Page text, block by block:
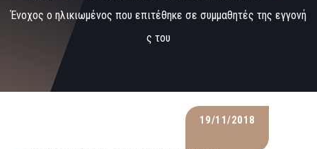
Ένοχος ο ηλικιωμένος που επιτέθηκε σε συμμαθητές της εγγονή
ς του
19/11/2018